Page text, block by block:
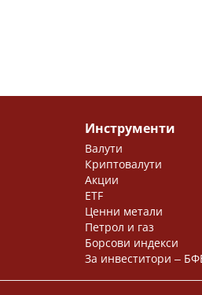
Инструменти
Валути
Криптовалути
Акции
ETF
Ценни метали
Петрол и газ
Борсови индекси
За инвеститори ‒